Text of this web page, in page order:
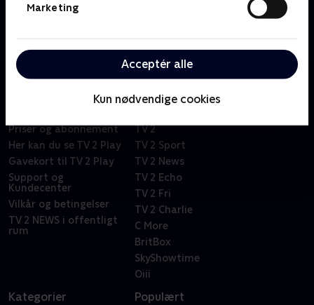
Marketing
Acceptér alle
Kun nødvendige cookies
Om Peddersen & Findus
Priser og abonnement
Her kan du se TV 2 Play
Gavekort til TV 2 Play
Support og
Kundecenter
Vilkår og betingelser
TV 2 NEWS i offentligt
rum
TV 2
TV 2 Sport
TV 2 News
TV 2 Echo
TV 2 Fri
TV 2 Charlie
C More
BritBox
SkyShowtime
Oiii
Kategorier Populært